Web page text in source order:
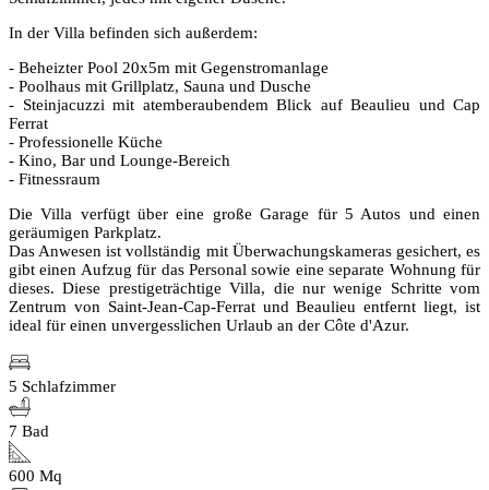
In der Villa befinden sich außerdem:
- Beheizter Pool 20x5m mit Gegenstromanlage
- Poolhaus mit Grillplatz, Sauna und Dusche
- Steinjacuzzi mit atemberaubendem Blick auf Beaulieu und Cap
Ferrat
- Professionelle Küche
- Kino, Bar und Lounge-Bereich
- Fitnessraum
Die Villa verfügt über eine große Garage für 5 Autos und einen
geräumigen Parkplatz.
Das Anwesen ist vollständig mit Überwachungskameras gesichert, es
gibt einen Aufzug für das Personal sowie eine separate Wohnung für
dieses. Diese prestigeträchtige Villa, die nur wenige Schritte vom
Zentrum von Saint-Jean-Cap-Ferrat und Beaulieu entfernt liegt, ist
ideal für einen unvergesslichen Urlaub an der Côte d'Azur.
5 Schlafzimmer
7 Bad
600 Mq